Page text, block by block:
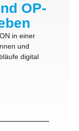
OP-
in einer
und
digital